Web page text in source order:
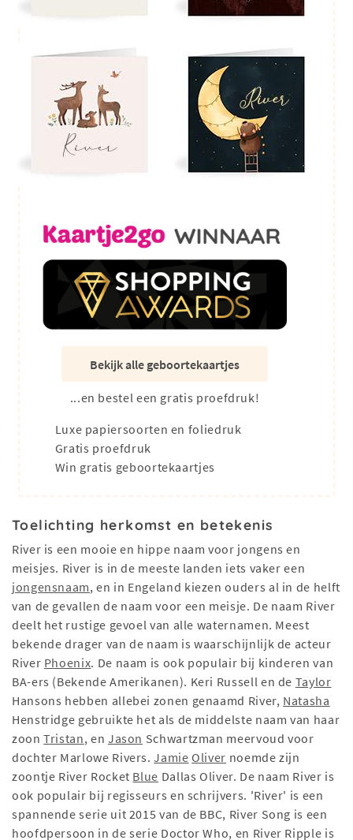
Bekijk alle geboortekaartjes
...en bestel een gratis proefdruk!
Luxe papiersoorten en foliedruk
Gratis proefdruk
Win gratis geboortekaartjes
Toelichting herkomst en betekenis
River is een mooie en hippe naam voor jongens en
meisjes. River is in de meeste landen iets vaker een
jongensnaam, en in Engeland kiezen ouders al in de helft
van de gevallen de naam voor een meisje. De naam River
deelt het rustige gevoel van alle waternamen. Meest
bekende drager van de naam is waarschijnlijk de acteur
River Phoenix. De naam is ook populair bij kinderen van
BA-ers (Bekende Amerikanen). Keri Russell en de Taylor
Hansons hebben allebei zonen genaamd River, Natasha
Henstridge gebruikte het als de middelste naam van haar
zoonTristan, en Jason Schwartzman meervoud voor
dochter Marlowe Rivers.Jamie Oliver noemde zijn
zoontje River Rocket Blue Dallas Oliver. De naam River is
ook populair bij regisseurs en schrijvers. 'River' is een
spannende serie uit 2015 van de BBC, River Song is een
hoofdpersoon in de serie Doctor Who, en River Ripple is